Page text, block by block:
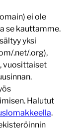
ei ole
se kauttamme.
yksi
.net/.org),
vuosittaiset
Halutut
.